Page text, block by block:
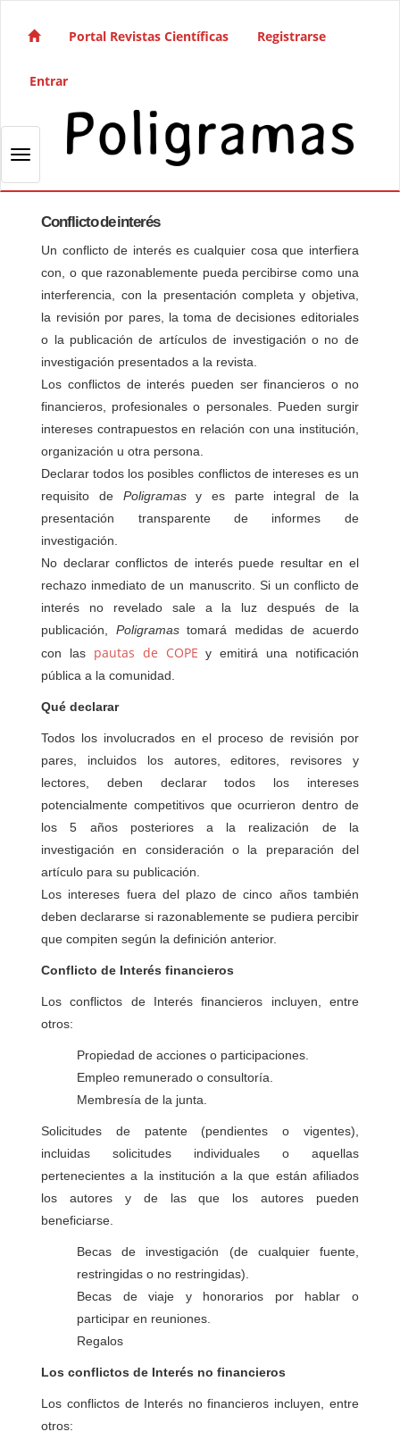
Navegación principal
Barra lateral
Portal Revistas Científicas Registrarse
Entrar
Toggle navigation
Conflicto de interés
Un conflicto de interés es cualquier cosa que interfiera
con, o que razonablemente pueda percibirse como una
interferencia, con la presentación completa y objetiva,
la revisión por pares, la toma de decisiones editoriales
o la publicación de artículos de investigación o no de
investigación presentados a la revista.
Los conflictos de interés pueden ser financieros o no
financieros, profesionales o personales. Pueden surgir
intereses contrapuestos en relación con una institución,
organización u otra persona.
Declarar todos los posibles conflictos de intereses es un
requisito de Poligramasy es parte integral de la
presentación transparente de informes de
investigación.
No declarar conflictos de interés puede resultar en el
rechazo inmediato de un manuscrito. Si un conflicto de
interés no revelado sale a la luz después de la
publicación, Poligramastomará medidas de acuerdo
con las pautas de COPE y emitirá una notificación
pública a la comunidad.
Qué declarar
Todos los involucrados en el proceso de revisión por
pares, incluidos los autores, editores, revisores y
lectores, deben declarar todos los intereses
potencialmente competitivos que ocurrieron dentro de
los 5 años posteriores a la realización de la
investigación en consideración o la preparación del
artículo para su publicación.
Los intereses fuera del plazo de cinco años también
deben declararse si razonablemente se pudiera percibir
que compiten según la definición anterior.
Conflicto de Interés financieros
Los conflictos de Interés financieros incluyen, entre
otros:
Propiedad de acciones o participaciones.
Empleo remunerado o consultoría.
Membresía de la junta.
Solicitudes de patente (pendientes o vigentes),
incluidas solicitudes individuales o aquellas
pertenecientes a la institución a la que están afiliados
los autores y de las que los autores pueden
beneficiarse.
Becas de investigación (de cualquier fuente,
restringidas o no restringidas).
Becas de viaje y honorarios por hablar o
participar en reuniones.
Regalos
Los conflictos de Interés no financieros
Los conflictos de Interés no financieros incluyen, entre
otros: